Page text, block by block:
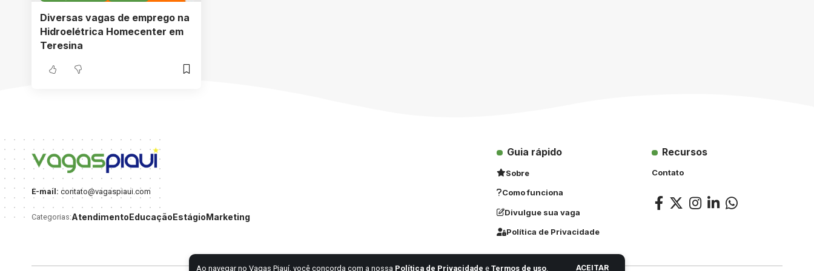
Ao navegar no Vagas Piauí, você concorda com a nossa Política de Privacidade e Termos de uso ACEITAR
Diversas vagas de emprego na
Hidroelétrica Homecenter em
Teresina
E-mail: contato@vagaspiaui.com
Categorias:Atendimento Educação Estágio Marketing
Guia rápido
Sobre
Como funciona
Divulgue sua vaga
Política de Privacidade
Recursos
Contato